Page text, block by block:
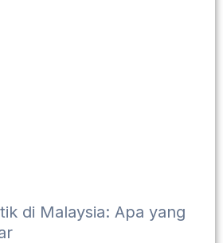
di Malaysia: Apa yang